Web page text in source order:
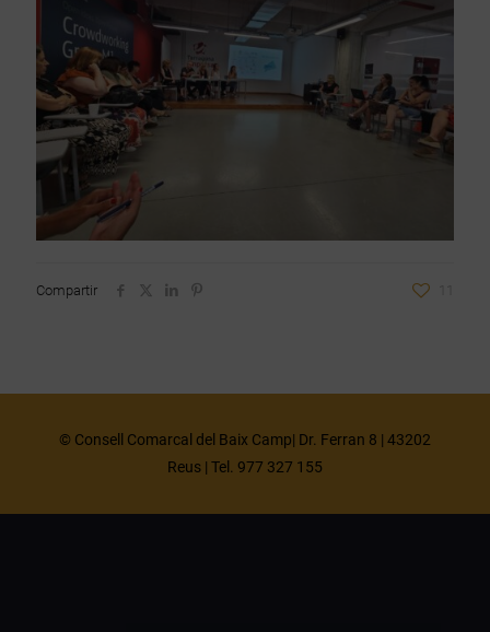
Compartir
© Consell Comarcal del Baix Camp| Dr. Ferran 8 | 43202
Reus | Tel. 977 327 155